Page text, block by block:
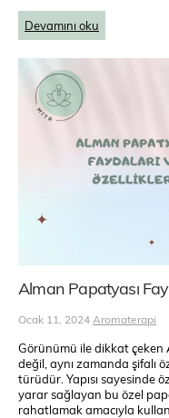
Devamını oku
Alman Papatyası
Ocak 11, 2024 Aromaterapi
Görünümü ile dikkat çeken
değil, aynı zamanda şifalı
türüdür. Yapısı sayesinde
yarar sağlayan bu özel
rahatlamak amacıyla